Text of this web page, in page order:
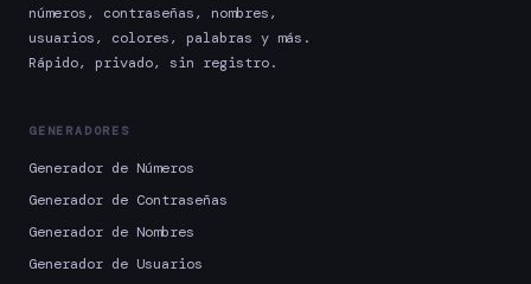
números, contraseñas, nombres,
usuarios, colores, palabras y más.
Rápido, privado, sin registro.
GENERADORES
Generador de Números
Generador de Contraseñas
Generador de Nombres
Generador de Usuarios